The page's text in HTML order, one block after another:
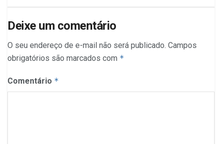
Deixe um comentário
O seu endereço de e-mail não será publicado. Campos
obrigatórios são marcados com *
Comentário *